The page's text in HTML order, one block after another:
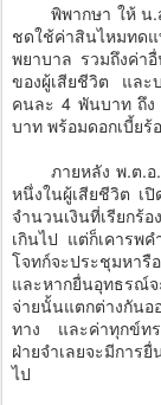
พิพากษา ให้ น.ส.
ชดใช้ค่าสินไหมท
พยาบาล รวมถึงค่า
ของผู้เสียชีวิต และ
คนละ 4 พันบาท ถึ
บาท พร้อมดอกเบี้ยร้
ภายหลัง พ.ต.อ.
หนึ่งในผู้เสียชีวิต เ
จำนวนเงินที่เรียกร้
เกินไป แต่ก็เคารพ
โจทก์จะประชุมหา
และหากยื่นอุทธรณ์
จ่ายนั้นแตกต่างกัน
ทาง และค่าทุกข์ทร
ฝ่ายจำเลยจะมีการ
ไป